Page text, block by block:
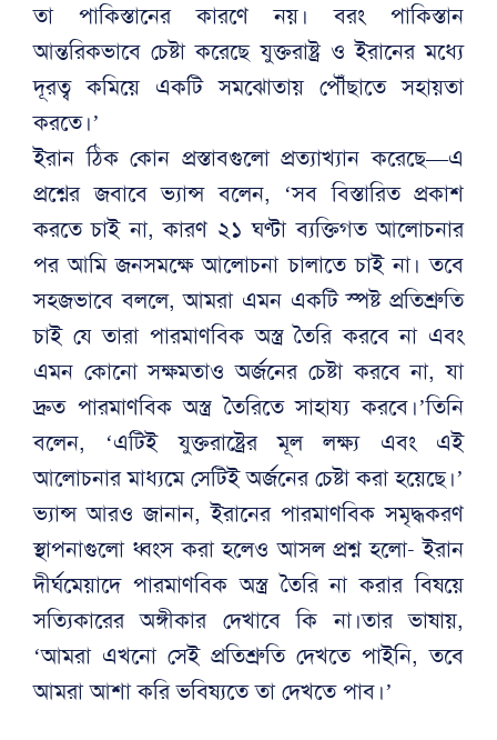
তা পাকিস্তানের কারণে নয়। বরং পাকিস্তান
আন্তরিকভাবে চেষ্টা করেছে যুক্তরাষ্ট্র ও ইরানের মধ্যে
দূরত্ব কমিয়ে একটি সমঝোতায় পৌঁছাতে সহায়তা
করতে।’
ইরান ঠিক কোন প্রস্তাবগুলো প্রত্যাখ্যান করেছে—এ
প্রশ্নের জবাবে ভ্যান্স বলেন, ‘সব বিস্তারিত প্রকাশ
করতে চাই না, কারণ ২১ ঘণ্টা ব্যক্তিগত আলোচনার
পর আমি জনসমক্ষে আলোচনা চালাতে চাই না। তবে
সহজভাবে বললে, আমরা এমন একটি স্পষ্ট প্রতিশ্রুতি
চাই যে তারা পারমাণবিক অস্ত্র তৈরি করবে না এবং
এমন কোনো সক্ষমতাও অর্জনের চেষ্টা করবে না, যা
দ্রুত পারমাণবিক অস্ত্র তৈরিতে সাহায্য করবে।’তিনি
বলেন, ‘এটিই যুক্তরাষ্ট্রের মূল লক্ষ্য এবং এই
আলোচনার মাধ্যমে সেটিই অর্জনের চেষ্টা করা হয়েছে।’
ভ্যান্স আরও জানান, ইরানের পারমাণবিক সমৃদ্ধকরণ
স্থাপনাগুলো ধ্বংস করা হলেও আসল প্রশ্ন হলো- ইরান
দীর্ঘমেয়াদে পারমাণবিক অস্ত্র তৈরি না করার বিষয়ে
সত্যিকারের অঙ্গীকার দেখাবে কি না।তার ভাষায়,
‘আমরা এখনো সেই প্রতিশ্রুতি দেখতে পাইনি, তবে
আমরা আশা করি ভবিষ্যতে তা দেখতে পাব।’